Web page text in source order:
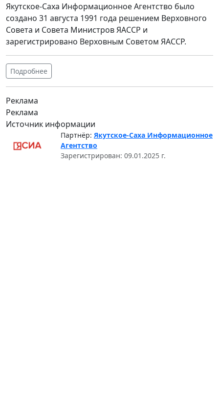
Якутское-Саха Информационное Агентство было
создано 31 августа 1991 года решением Верховного
Совета и Совета Министров ЯАССР и
зарегистрировано Верховным Советом ЯАССР.
Подробнее
Реклама
Реклама
Источник информации
Партнёр: Якутское-Саха Информационное
Агентство
Зарегистрирован: 09.01.2025 г.